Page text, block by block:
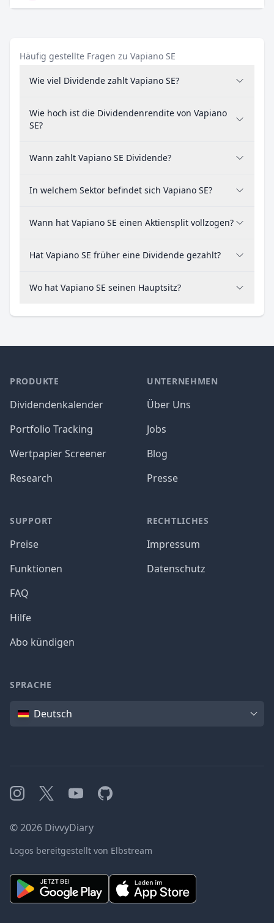
Häufig gestellte Fragen zu Vapiano SE
Wie viel Dividende zahlt Vapiano SE?
Wie hoch ist die Dividendenrendite von Vapiano
SE?
Wann zahlt Vapiano SE Dividende?
In welchem Sektor befindet sich Vapiano SE?
Wann hat Vapiano SE einen Aktiensplit vollzogen?
Hat Vapiano SE früher eine Dividende gezahlt?
Wo hat Vapiano SE seinen Hauptsitz?
PRODUKTE
Dividendenkalender
Portfolio Tracking
Wertpapier Screener
Research
SUPPORT
Preise
Funktionen
FAQ
Hilfe
Abo kündigen
UNTERNEHMEN
Über Uns
Jobs
Blog
Presse
RECHTLICHES
Impressum
Datenschutz
SPRACHE
SpracheDeutsch
Instagram
X YouTubeGitHub
©2026 DivvyDiary
Logos bereitgestellt von Elbstream